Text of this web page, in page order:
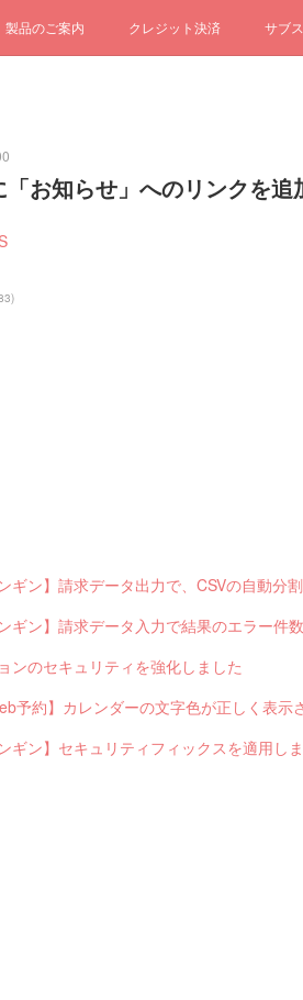
製品のご案内 クレジット決済 サブ
お知らせ」へのリンクを追
)
ンのセキュリティを強化しました
予約】カレンダーの文字色が正しく表示
ギン】セキュリティフィックスを適用しま